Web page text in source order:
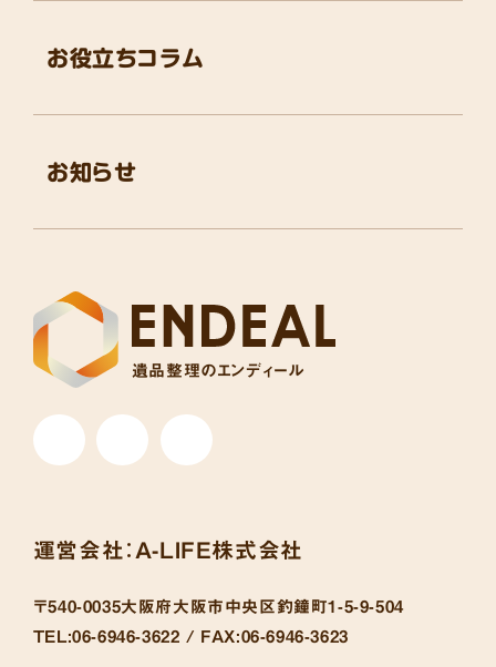
遺品整理のエンディール
お役立ちコラム
お知らせ
運営会社： A-LIFE株式会社
〒540-0035大阪府大阪市中央区釣鐘町1-5-9-504
TEL:06-6946-3622 / FAX:06-6946-3623